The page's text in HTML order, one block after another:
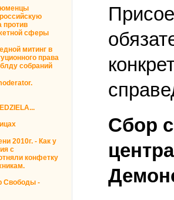
против
сферы
митинг в
права
собраний
2010г. - Как у
с
конфетку
Свободы -
Сбор